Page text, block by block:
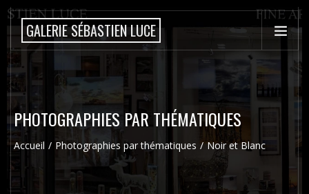
GALERIE SÉBASTIEN LUCE
PHOTOGRAPHIES PAR THÉMATIQUES
Accueil Photographies par thématiques Noir et Blanc